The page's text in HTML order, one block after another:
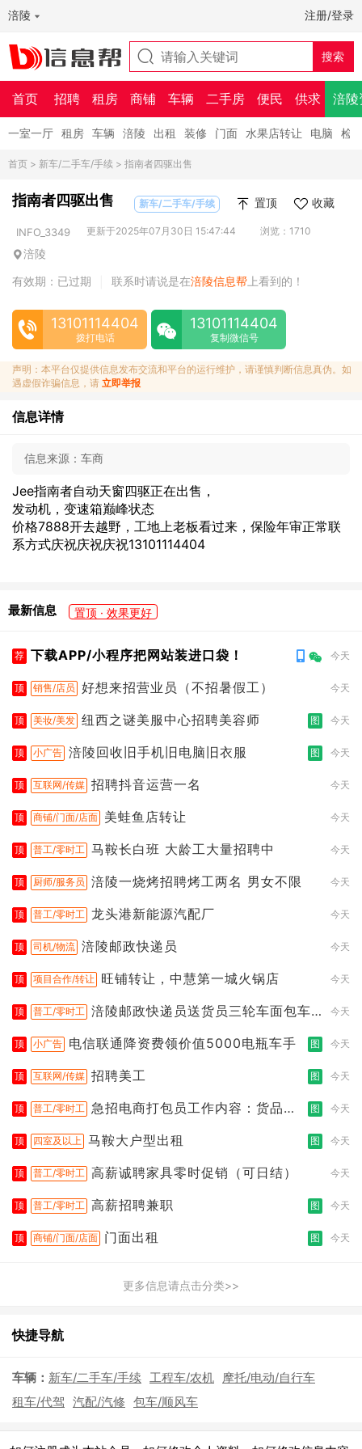
涪陵 注册/登录
首页 招聘 租房 商铺 车辆 二手房 便民 供求 涪陵
一室一厅 租房 车辆 涪陵 出租 装修 门面 水果店转让 电脑 检
首页 > 新车/二手车/手续 > 指南者四驱出售
指南者四驱出售 新车/二手车/手续 置顶 收藏
INFO_3349 更新于2025年07月30日 15:47:44 浏览：1710
涪陵
有效期：已过期
联系时请说是在涪陵信息帮 上看到的！
13101114404
拨打电话
13101114404
复制微信号
声明：本平台仅提供信息发布交流和平台的运行维护，请谨慎判断信息真伪。如
遇虚假诈骗信息，请 立即举报
信息详情
信息来源： 车商
Jee指南者自动天窗四驱正在出售，
发动机，变速箱巅峰状态
价格7888开去越野，工地上老板看过来，保险年审正常联
系方式庆祝庆祝庆祝13101114404
最新信息 置顶 · 效果更好
荐 下载APP/小程序把网站装进口袋！ 今天
顶 销售/店员 好想来招营业员（不招暑假工） 今天
顶 美妆/美发 纽西之谜美服中心招聘美容师 图 今天
顶 小广告 涪陵回收旧手机旧电脑旧衣服 图 今天
顶 互联网/传媒 招聘抖音运营一名 今天
顶 商铺/门面/店面 美蛙鱼店转让 今天
顶 普工/零时工 马鞍长白班 大龄工大量招聘中 今天
顶 厨师/服务员 涪陵一烧烤招聘烤工两名 男女不限 今天
顶 普工/零时工 龙头港新能源汽配厂 今天
顶 司机/物流 涪陵邮政快递员 今天
顶 项目合作/转让 旺铺转让，中慧第一城火锅店 今天
顶 普工/零时工 涪陵邮政快递员送货员三轮车面包车
今天
顶 小广告 电信联通降资费领价值5000电瓶车手 图 今天
顶 互联网/传媒 招聘美工 图 今天
顶 普工/零时工 急招电商打包员工作内容：货品分
图 今天
顶 四室及以上 马鞍大户型出租 图 今天
顶 普工/零时工 高薪诚聘家具零时促销（可日结） 今天
顶 普工/零时工 高薪招聘兼职 图 今天
顶 商铺/门面/店面 门面出租 图 今天
更多信息请点击分类>>
快捷导航
车辆： 新车/二手车/手续 工程车/农机 摩托/电动/自行车
租车/代驾 汽配/汽修 包车/顺风车